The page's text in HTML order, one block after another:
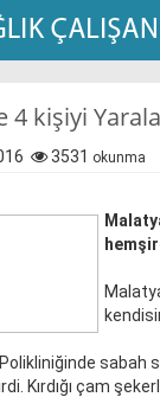
4 kişiyi
3531 okunma
sabah
Kırdığı çam